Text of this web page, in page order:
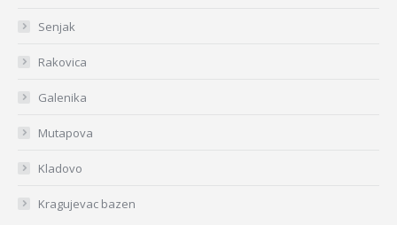
Senjak
Rakovica
Galenika
Mutapova
Kladovo
Kragujevac bazen